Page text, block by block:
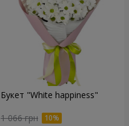
Букет "White happiness"
1 066 грн